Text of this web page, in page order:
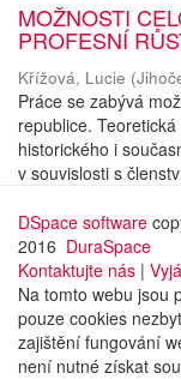
MOŽNOSTI
PROFESNÍ
Křížová, Lucie (
Práce se zabývá
republice.
historického i
v souvislosti s
DSpace software
2016 DuraSpace
Kontaktujte nás |
Na tomto webu jsou
pouze cookies
zajištění fungování
není nutné získat